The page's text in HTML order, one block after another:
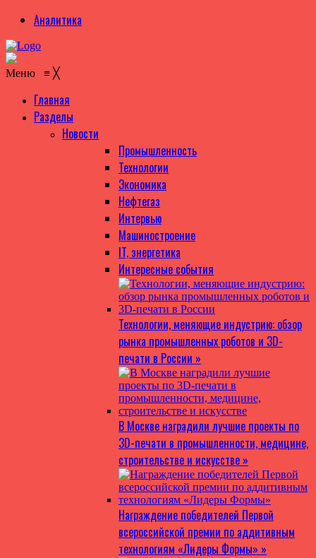
Аналитика
Меню ≡ ╳
Главная
Разделы
Новости
Промышленность
Технологии
Экономика
Нефтегаз
Интервью
Машиностроение
IT, энергетика
Интересные события
Технологии, меняющие индустрию: обзор
рынка промышленных роботов и 3D-
печати в России »
В Москве наградили лучшие проекты по
3D-печати в промышленности, медицине,
строительстве и искусстве »
Награждение победителей Первой
всероссийской премии по аддитивным
технологиям «Лидеры Формы» »